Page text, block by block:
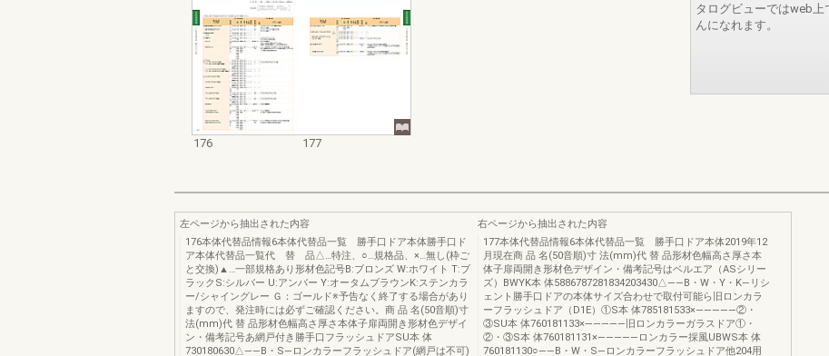
176 177
タログビューではweb
んになれます。
左ページから抽出された内容
176本体代替品情報6本体代替品一覧 勝手口ドア本体勝手口ド
ア本体代替品一覧代 替 品△…特注、○…規格品、×…無し(枠ご
と交換)▲…一部規格あり形材色記号B:ブロンズ W:ホワイト T:ブ
ラックS:シルバー U:アンバー Y:オータムブラウンK:ステンカラ
ー/シャイングレー Ｇ：ゴールド※予告なく終了する場合があり
ますので、発注時には必ずご確認ください。商 品 名(50音順)寸
法(mm)代 替 品形材色幅高さ厚さ本体子扉両開き形材色デザイ
ン・備考記号あ網戸付き勝手口フラッシュドアSU本 体
730180630△――B・S―ロンカラーフラッシュドア(網戸は不可)
右ページから抽出された内容
177本体代替品情報6本体代替品一覧 勝手口ドア本体2019年12
月現在商 品 名(50音順)寸 法(mm)代 替 品形材色幅高さ厚さ本
体子扉両開き形材色デザイン・備考記号はベルエア（ASシリー
ズ）BWYK本 体5886787281834203430△――B・W・Y・K―リシ
ェント勝手口ドアの本体サイズ合わせで取付可能ら旧ロンカラ
ーフラッシュドア（D1E）①S本 体785181533×―――――②・
③SU本 体760181133×―――――旧ロンカラーガラスドア①・
②・③S本 体760181131×―――――ロンカラー採風UBWS本 体
760181130○――B・W・S―ロンカラーフラッシュドア他204用